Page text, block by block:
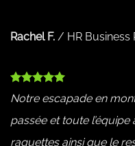
Rachel F. / HR Business
Notre escapade en
passée et toute
raquettes ainsi que le